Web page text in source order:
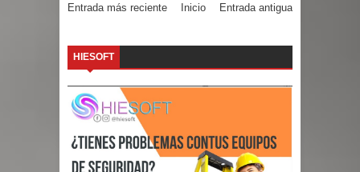
Entrada más reciente Entrada antigua
Inicio
HIESOFT